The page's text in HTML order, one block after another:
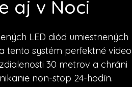
aj v Noci
LED diód umiestnených
tento systém perfektné video
30 metrov a chráni
non-stop 24-hodín.